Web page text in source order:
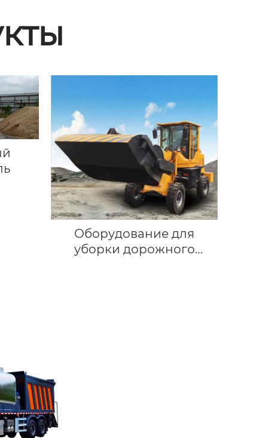
Оборудование для
уборки дорожного